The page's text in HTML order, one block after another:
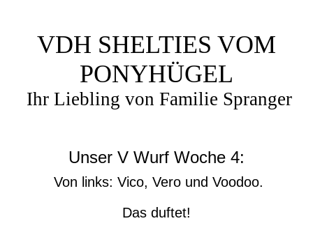
VDH SHELTIES VOM
PONYHÜGEL
Ihr Liebling von Familie Spranger
Unser V Wurf Woche 4:
Von links: Vico, Vero und Voodoo.
Das duftet!